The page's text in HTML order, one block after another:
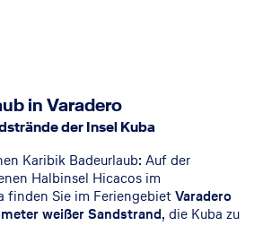
in Varadero
der Insel Kuba
Karibik Badeurlaub: Auf der
Halbinsel Hicacos im
finden Sie im FeriengebietVaradero
weißer Sandstrand, die Kuba zu